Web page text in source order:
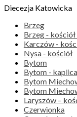
Diecezja Katowicka
Brzeg
Brzeg -
Karczów -
Nysa - kościół
Bytom
Bytom - kaplica
Bytom
Bytom
Laryszów –
Czerwionka